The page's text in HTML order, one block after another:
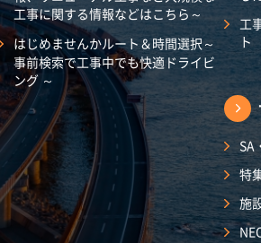
工事に関する情報などはこちら～
はじめませんかルート＆時間選択～
事前検索で工事中でも快適ドライビ
ング ～
工
ト
SA
特
施